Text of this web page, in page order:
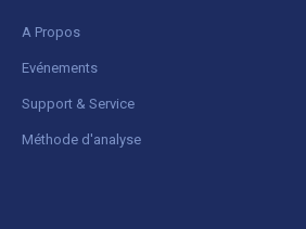
A Propos
Evénements
Support & Service
Méthode d'analyse